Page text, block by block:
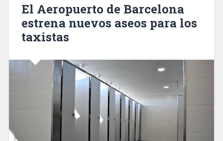
El Aeropuerto de Barcelona
estrena nuevos aseos para los
taxistas